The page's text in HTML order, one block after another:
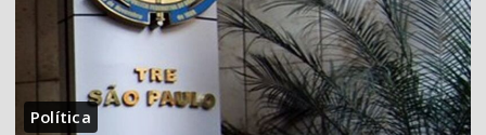
Política